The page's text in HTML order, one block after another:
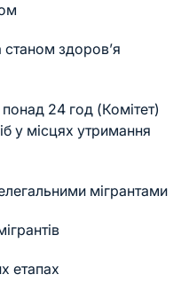
станом здоров’я
24 год (Комітет)
у місцях утримання
мігрантами
етапах